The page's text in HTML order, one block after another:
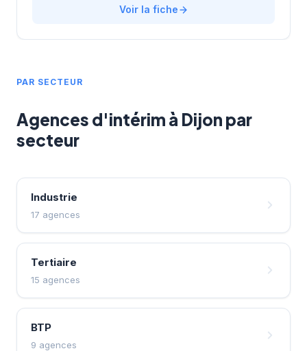
bourguignonnes dans leurs recrutements tout en
Avec une note de 3,8/5 sur 15 avis Google,
lui permet de rayonner efficacement sur l'ensemble du
Voir la fiche
PAR SECTEUR
Agences d'intérim à Dijon par
secteur
Industrie
17 agences
Tertiaire
15 agences
BTP
9 agences